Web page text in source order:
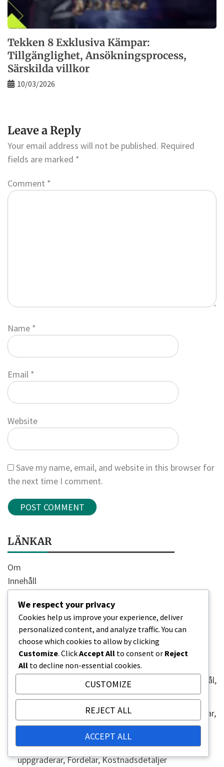
Tekken 8 Exklusiva Kämpar:
Tillgänglighet, Ansökningsprocess,
Särskilda villkor
10/03/2026
Leave a Reply
Your email address will not be published. Required
fields are marked *
Comment *
Name *
Email *
Website
Save my name, email, and website in this browser for
the next time I comment.
LÄNKAR
Om
Innehåll
Kontakta oss
SENASTE INLÄGG
Tekken 8 Digital plånbok: Lägga till medel, Hantera
koder, Köpprocess
Tekken 8 Limited Edition-bonusar: Exklusiva föremål,
Ansökningsprocess, Tillgänglighet
Tekken 8 Säsongspass Fördelar: Inkluderade kämpar,
Ytterligare innehåll, Exklusiva föremål
Tekken 8 Utgåveuppgraderingar: Hur man
uppgraderar, Fördelar, Kostnadsdetaljer
We respect your privacy
Cookies help us improve your experience, deliver
personalized content, and analyze traffic. You can
choose which cookies to allow by clicking
Customize. ClickAccept All to consent or Reject
All to decline non-essential cookies.
CUSTOMIZE
REJECT ALL
ACCEPT ALL